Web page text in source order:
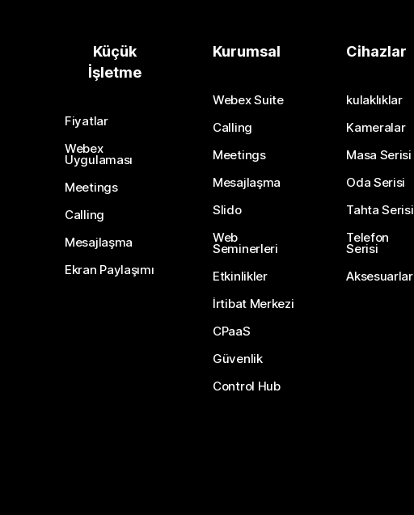
Küçük
İşletme
Fiyatlar
Webex
Uygulaması
Meetings
Calling
Mesajlaşma
Ekran Paylaşımı
Kurumsal
Webex Suite
Calling
Meetings
Mesajlaşma
Slido
Web
Seminerleri
Etkinlikler
İrtibat Merkezi
CPaaS
Güvenlik
Control Hub
Cihazlar
kulaklıklar
Kameralar
Masa Serisi
Oda Serisi
Tahta Serisi
Telefon
Serisi
Aksesuarlar